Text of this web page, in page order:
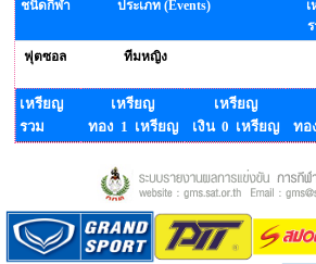
ชนิดกีฬา ประเภท (Events)
ฟุตซอล ทีมหญิง
เหรียญ
รวม
เหรียญ
ทอง 1 เหรียญ
เหรียญ
เงิน 0 เหรียญ
ทอ